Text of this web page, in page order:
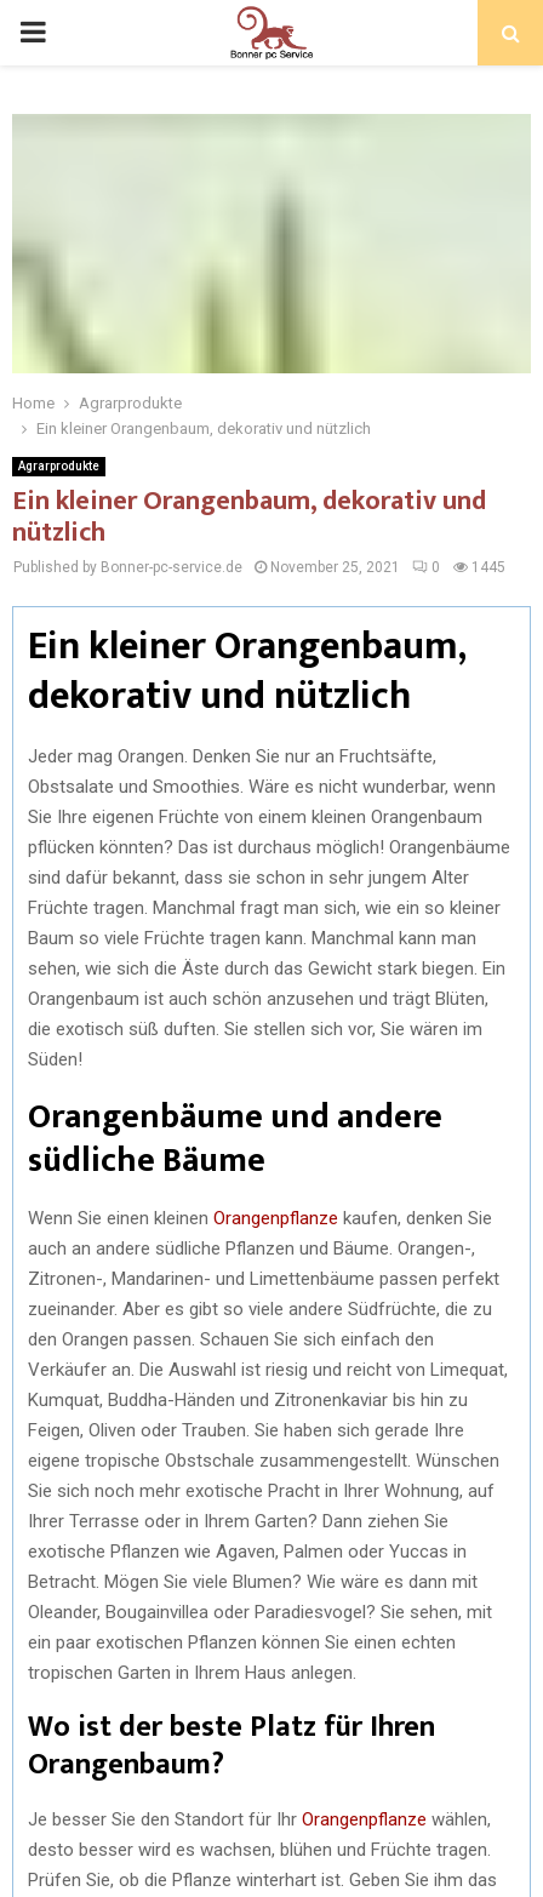
Home
Agrarprodukte
Ein kleiner Orangenbaum, dekorativ und nützlich
Agrarprodukte
Ein kleiner Orangenbaum, dekorativ und
nützlich
Published by Bonner-pc-service.de November 25, 2021 0 1445
Ein kleiner Orangenbaum,
dekorativ und nützlich
Jeder mag Orangen. Denken Sie nur an Fruchtsäfte,
Obstsalate und Smoothies. Wäre es nicht wunderbar, wenn
Sie Ihre eigenen Früchte von einem kleinen Orangenbaum
pflücken könnten? Das ist durchaus möglich! Orangenbäume
sind dafür bekannt, dass sie schon in sehr jungem Alter
Früchte tragen. Manchmal fragt man sich, wie ein so kleiner
Baum so viele Früchte tragen kann. Manchmal kann man
sehen, wie sich die Äste durch das Gewicht stark biegen. Ein
Orangenbaum ist auch schön anzusehen und trägt Blüten,
die exotisch süß duften. Sie stellen sich vor, Sie wären im
Süden!
Orangenbäume und andere
südliche Bäume
Wenn Sie einen kleinen Orangenpflanze kaufen, denken Sie
auch an andere südliche Pflanzen und Bäume. Orangen-,
Zitronen-, Mandarinen- und Limettenbäume passen perfekt
zueinander. Aber es gibt so viele andere Südfrüchte, die zu
den Orangen passen. Schauen Sie sich einfach den
Verkäufer an. Die Auswahl ist riesig und reicht von Limequat,
Kumquat, Buddha-Händen und Zitronenkaviar bis hin zu
Feigen, Oliven oder Trauben. Sie haben sich gerade Ihre
eigene tropische Obstschale zusammengestellt. Wünschen
Sie sich noch mehr exotische Pracht in Ihrer Wohnung, auf
Ihrer Terrasse oder in Ihrem Garten? Dann ziehen Sie
exotische Pflanzen wie Agaven, Palmen oder Yuccas in
Betracht. Mögen Sie viele Blumen? Wie wäre es dann mit
Oleander, Bougainvillea oder Paradiesvogel? Sie sehen, mit
ein paar exotischen Pflanzen können Sie einen echten
tropischen Garten in Ihrem Haus anlegen.
Wo ist der beste Platz für Ihren
Orangenbaum?
Je besser Sie den Standort für Ihr Orangenpflanze wählen,
desto besser wird es wachsen, blühen und Früchte tragen.
Prüfen Sie, ob die Pflanze winterhart ist. Geben Sie ihm das